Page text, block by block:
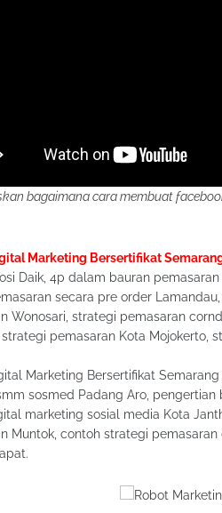
bagaimana cara membuat
Marketing Bersertifikat
Daik, 4p dalam bauran
secara pre order
Wonosari, strategi pemasaran
pemasaran Kota Mojokerto,
Marketing Bersertifikat
sosmed Padang Aro,
marketing sosial media Kota
Muntok, contoh strategi